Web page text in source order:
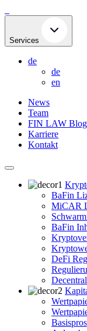
to
Services
de
de
en
News
Team
FIN LAW Blog
Karriere
Kontakt
BaFin
MiCAR
BaFin
DeFi